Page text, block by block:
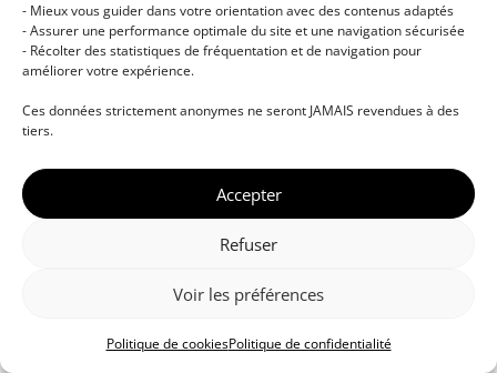
- Mieux vous guider dans votre orientation avec des contenus adaptés
- Assurer une performance optimale du site et une navigation sécurisée
- Récolter des statistiques de fréquentation et de navigation pour
améliorer votre expérience.
Ces données strictement anonymes ne seront JAMAIS revendues à des
tiers.
Accepter
Refuser
Voir les préférences
Politique de cookiesPolitique de confidentialité
musicale • Certifications professionnelles • Paris •